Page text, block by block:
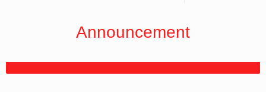
Announcement